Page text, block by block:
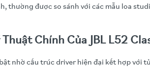
thường được so sánh với các mẫu loa
Chính Của JBL L52
bật nhờ cấu trúc driver hiện đại kết hợp với